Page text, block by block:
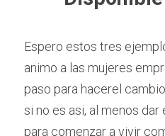
Espero estos tres
animo a las mujeres
paso para hacerel
si no es asi, al menos
para comenzar a vivir